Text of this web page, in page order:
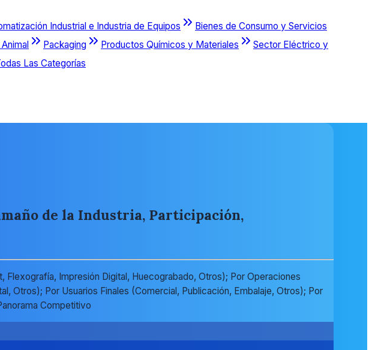
Industrial e Industria de Equipos
Bienes de Consumo y Servicios
Packaging Productos Químicos y Materiales
Sector Eléctrico y
Las Categorías
de la Industria, Participación,
Impresión Digital, Huecograbado, Otros); Por Operaciones
Otros); Por Usuarios Finales (Comercial, Publicación, Embalaje, Otros); Por
Competitivo